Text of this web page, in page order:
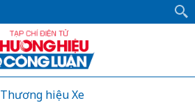
Thương hiệu Xe